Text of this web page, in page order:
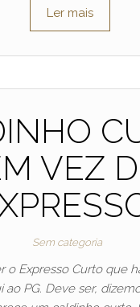
Ler mais
VEZ
Sem categoria
o Expresso Curto que
ao PG. Deve ser,